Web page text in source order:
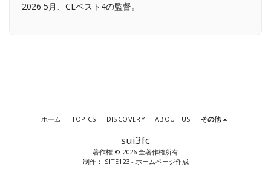
2026 5月、CLベスト4の監督。
sui3fc
著作権 © 2026 全著作権所有
制作： SITE123- ホームページ作成
ホーム TOPICS DISCOVERY ABOUT US その他